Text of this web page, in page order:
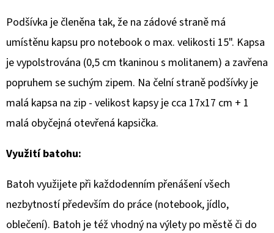
Podšívka je členěna tak, že na zádové straně má
umístěnu kapsu pro notebook o max. velikosti 15". Kapsa
je vypolstrována (0,5 cm tkaninou s molitanem) a zavřena
popruhem se suchým zipem. Na čelní straně podšívky je
malá kapsa na zip - velikost kapsy je cca 17x17 cm + 1
malá obyčejná otevřená kapsička.
Využití batohu:
Batoh využijete při každodenním přenášení všech
nezbytností především do práce (notebook, jídlo,
oblečení). Batoh je též vhodný na výlety po městě či do